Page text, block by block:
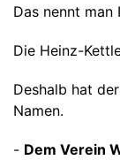
Das nennt man
Die Heinz-
Deshalb hat
Namen.
- Dem Verein